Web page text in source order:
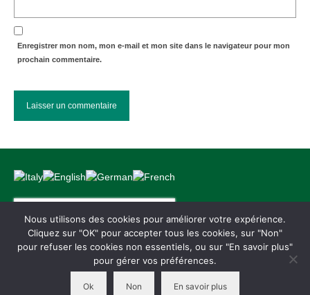
Enregistrer mon nom, mon e-mail et mon site dans le navigateur pour mon
prochain commentaire.
Rechercher :
Mentions légales Ressources
Garantie – Warranty Politique de confidentialité
Nous utilisons des cookies pour améliorer votre expérience.
Cliquez sur "OK" pour accepter tous les cookies, sur "Non"
pour refuser les cookies non essentiels, ou sur "En savoir plus"
pour gérer vos préférences.
Ok Non En savoir plus